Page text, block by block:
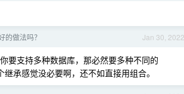
Jan 30, 2022
的做法吗？
要支持多种数据库，那必然要多种不同的
承感觉没必要啊，还不如直接用组合。